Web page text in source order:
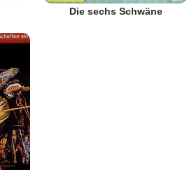
Die sechs Schwäne